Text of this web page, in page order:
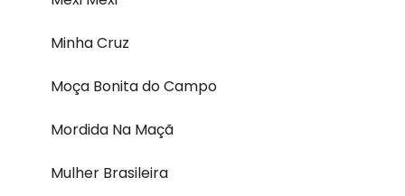
Minha Cruz
Moça Bonita do Campo
Mordida Na Maçã
Mulher Brasileira